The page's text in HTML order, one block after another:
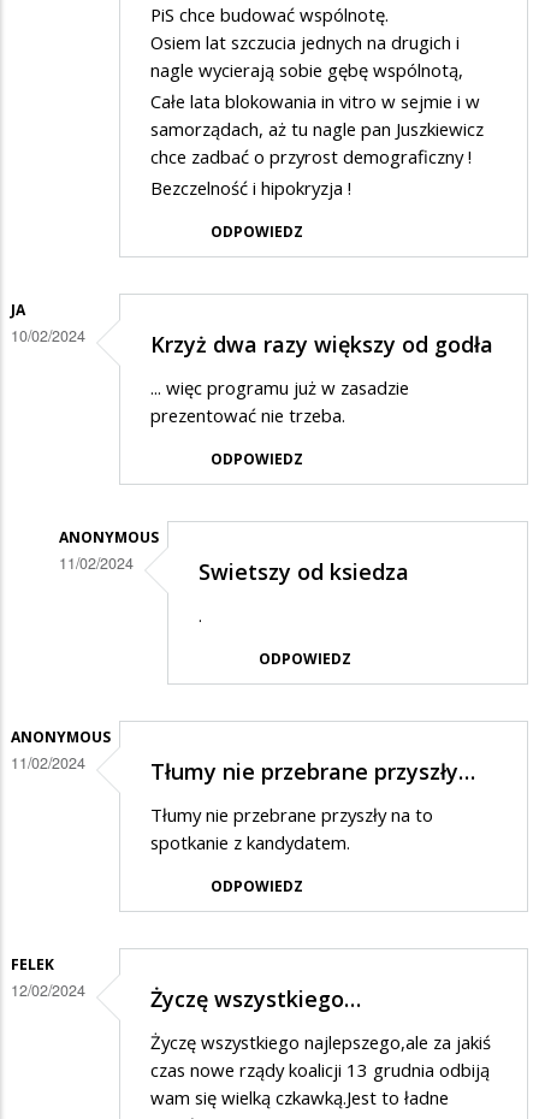
PiS chce budować wspólnotę.
Osiem lat szczucia jednych na drugich i
nagle wycierają sobie gębę wspólnotą,
Całe lata blokowania in vitro w sejmie i w
samorządach, aż tu nagle pan Juszkiewicz
chce zadbać o przyrost demograficzny !
Bezczelność i hipokryzja !
ODPOWIEDZ
JA
10/02/2024 Krzyż dwa razy większy od godła
... więc programu już w zasadzie
prezentować nie trzeba.
ODPOWIEDZ
ANONYMOUS
11/02/2024
odpowiedzi
na
większy
godła
Swietszy od ksiedza
.
ODPOWIEDZ
ANONYMOUS
11/02/2024 Tłumy nie przebrane przyszły…
Tłumy nie przebrane przyszły na to
spotkanie z kandydatem.
ODPOWIEDZ
FELEK
12/02/2024 Życzę wszystkiego…
Życzę wszystkiego najlepszego,ale za jakiś
czas nowe rządy koalicji 13 grudnia odbiją
wam się wielką czkawką.Jest to ładne